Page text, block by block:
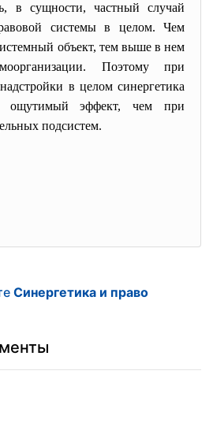
в сущности, частный случай
системы в целом. Чем
объект, тем выше в нем
Поэтому при
в целом синергетика
ощутимый эффект, чем при
подсистем.
Синергетика и право